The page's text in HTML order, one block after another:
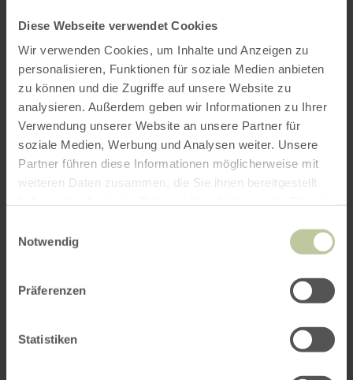
Diese Webseite verwendet Cookies
Wir verwenden Cookies, um Inhalte und Anzeigen zu
personalisieren, Funktionen für soziale Medien anbieten
zu können und die Zugriffe auf unsere Website zu
analysieren. Außerdem geben wir Informationen zu Ihrer
Verwendung unserer Website an unsere Partner für
soziale Medien, Werbung und Analysen weiter. Unsere
Partner führen diese Informationen möglicherweise mit
weiteren Daten zusammen, die Sie ihnen bereitgestellt
Notwendig
Präferenzen
Statistiken
Get directions from:
PLAN THE ROUTE
in